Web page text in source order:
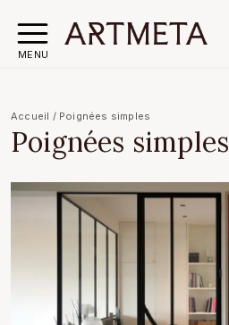
MENU
Accueil / Poignées simples
Poignées simples